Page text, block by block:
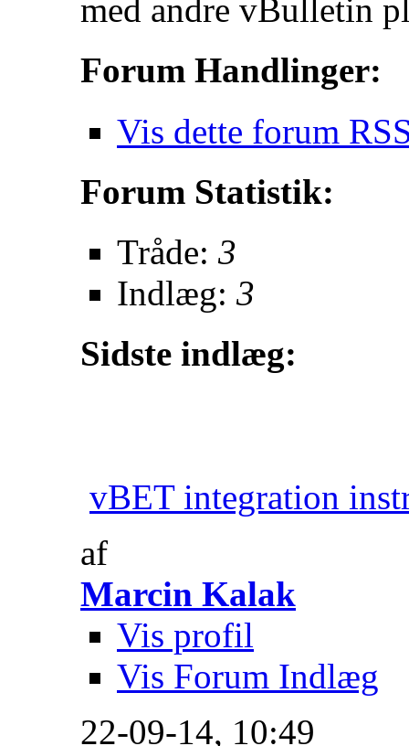
med andre vBulletin
Forum Handlinger:
Vis dette forum
Forum Statistik:
Tråde: 3
Indlæg: 3
Sidste indlæg:
vBET integration
af
Marcin Kalak
Vis profil
Vis Forum Indlæg
22-09-14, 10:49